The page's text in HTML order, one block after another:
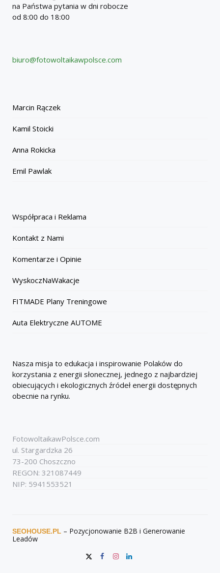
na Państwa pytania w dni robocze
od 8:00 do 18:00
biuro@fotowoltaikawpolsce.com
Marcin Rączek
Kamil Stoicki
Anna Rokicka
Emil Pawlak
Współpraca i Reklama
Kontakt z Nami
Komentarze i Opinie
WyskoczNaWakacje
FITMADE Plany Treningowe
Auta Elektryczne AUTOME
Nasza misja to edukacja i inspirowanie Polaków do
korzystania z energii słonecznej, jednego z najbardziej
obiecujących i ekologicznych źródeł energii dostępnych
obecnie na rynku.
FotowoltaikawPolsce.com
ul. Stargardzka 26
73-200 Choszczno
REGON: 321087449
NIP: 5941553521
SEOHOUSE.PL – Pozycjonowanie B2B i Generowanie
Leadów